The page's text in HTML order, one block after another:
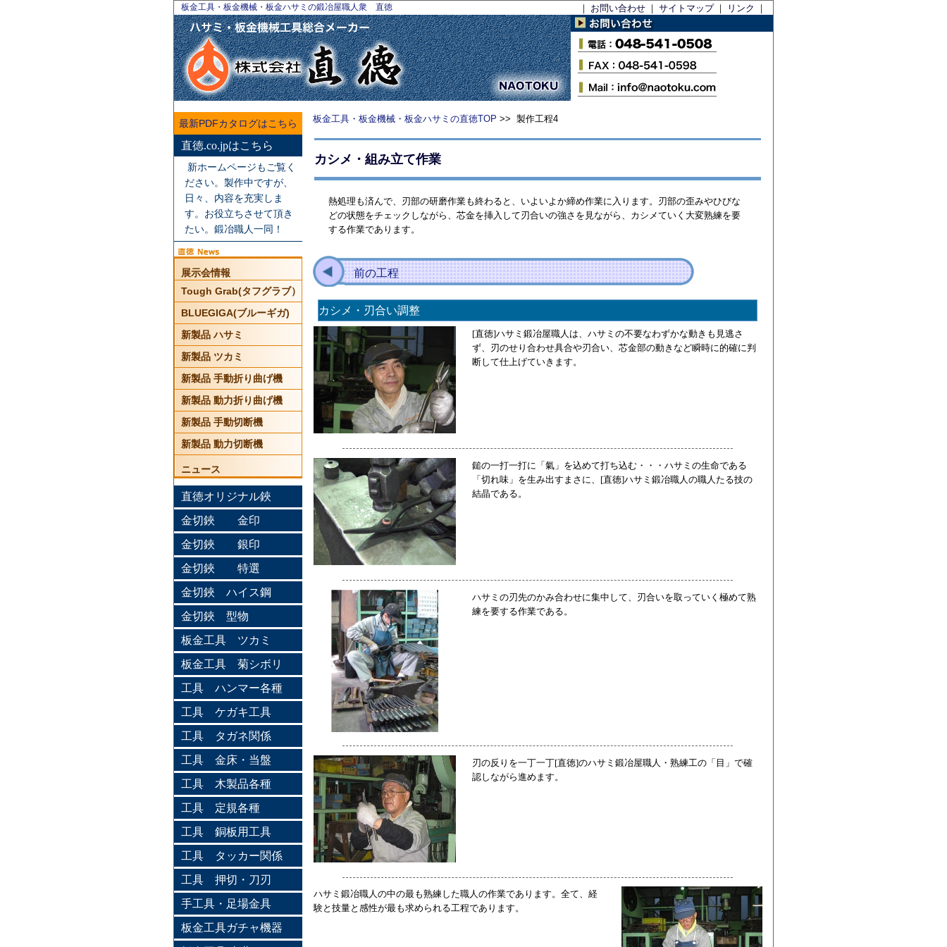
板金工具・板金機械・板金ハサミの鍛冶屋職人衆 直徳 ｜ お問い合わせ ｜ サイトマップ｜ リンク ｜
最新PDFカタログはこちら
直徳.co.jpはこちら
新ホームページもご覧く
ださい。製作中ですが、
日々、内容を充実しま
す。お役立ちさせて頂き
たい。鍛冶職人一同！
展示会情報
Tough Grab(タフグラブ）
BLUEGIGA(ブルーギガ)
新製品 ハサミ
新製品 ツカミ
新製品 手動折り曲げ機
新製品 動力折り曲げ機
新製品 手動切断機
新製品 動力切断機
ニュース
直徳オリジナル鋏
金切鋏 金印
金切鋏 銀印
金切鋏 特選
金切鋏 ハイス鋼
金切鋏 型物
板金工具 ツカミ
板金工具 菊シボリ
工具 ハンマー各種
工具 ケガキ工具
工具 タガネ関係
工具 金床・当盤
工具 木製品各種
工具 定規各種
工具 銅板用工具
工具 タッカー関係
工具 押切・刀刃
手工具・足場金具
板金工具ガチャ機器
板金工具・板金機械・板金ハサミの直徳TOP >> 製作工程4
カシメ・組み立て作業
熱処理も済んで、刃部の研磨作業も終わると、いよいよか締め作業に入ります。刃部の歪みやひびな
どの状態をチェックしながら、芯金を挿入して刃合いの強さを見ながら、カシメていく大変熟練を要
する作業であります。
前の工程
カシメ・刃合い調整
[直徳]ハサミ鍛冶屋職人は、ハサミの不要なわずかな動きも見逃さ
ず、刃のせり合わせ具合や刃合い、芯金部の動きなど瞬時に的確に判
断して仕上げていきます。
鎚の一打一打に「氣」を込めて打ち込む・・・ハサミの生命である
「切れ味」を生み出すまさに、[直徳]ハサミ鍛冶職人の職人たる技の
結晶である。
ハサミの刃先のかみ合わせに集中して、刃合いを取っていく極めて熟
練を要する作業である。
刃の反りを一丁一丁[直徳]のハサミ鍛冶屋職人・熟練工の「目」で確
認しながら進めます。
ハサミ鍛冶職人の中の最も熟練した職人の作業であります。全て、経
験と技量と感性が最も求められる工程であります。